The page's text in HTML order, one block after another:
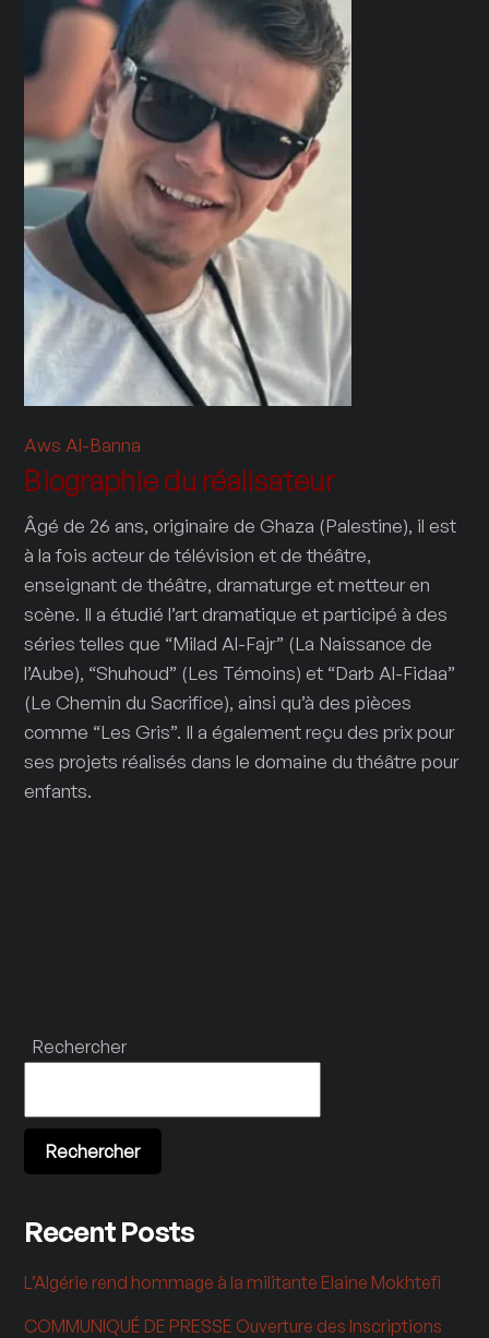
Aws Al-Banna
Biographie du réalisateur
Âgé de 26 ans, originaire de Ghaza (Palestine), il est
à la fois acteur de télévision et de théâtre,
enseignant de théâtre, dramaturge et metteur en
scène. Il a étudié l’art dramatique et participé à des
séries telles que “Milad Al-Fajr” (La Naissance de
l’Aube), “Shuhoud” (Les Témoins) et “Darb Al-Fidaa”
(Le Chemin du Sacrifice), ainsi qu’à des pièces
comme “Les Gris”. Il a également reçu des prix pour
ses projets réalisés dans le domaine du théâtre pour
enfants.
Rechercher
Rechercher
Recent Posts
L’Algérie rend hommage à la militante Elaine Mokhtefi
COMMUNIQUÉ DE PRESSE Ouverture des Inscriptions